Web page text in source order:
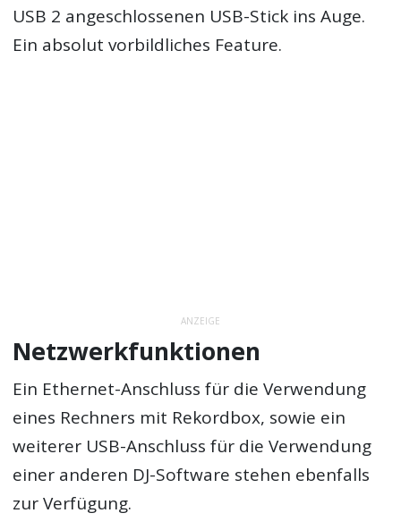
USB 2 angeschlossenen USB-Stick ins Auge.
Ein absolut vorbildliches Feature.
ANZEIGE
Netzwerkfunktionen
Ein Ethernet-Anschluss für die Verwendung
eines Rechners mit Rekordbox, sowie ein
weiterer USB-Anschluss für die Verwendung
einer anderen DJ-Software stehen ebenfalls
zur Verfügung.